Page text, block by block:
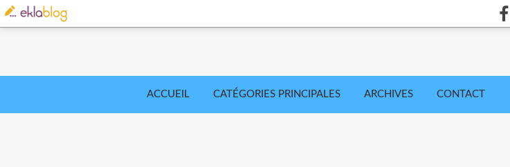
ACCUEIL CATÉGORIES PRINCIPALES ARCHIVES CONTACT